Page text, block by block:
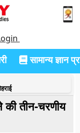
सामान्य ज्ञान
की तीन-चरणीय